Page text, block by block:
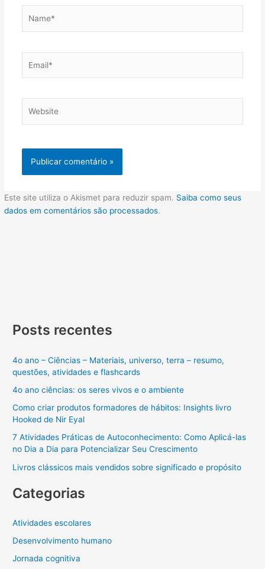
Este site utiliza o Akismet para reduzir spam. Saiba como seus
dados em comentários são processados.
Posts recentes
4o ano – Ciências – Materiais, universo, terra – resumo,
questões, atividades e flashcards
4o ano ciências: os seres vivos e o ambiente
Como criar produtos formadores de hábitos: Insights livro
Hooked de Nir Eyal
7 Atividades Práticas de Autoconhecimento: Como Aplicá-las
no Dia a Dia para Potencializar Seu Crescimento
Livros clássicos mais vendidos sobre significado e propósito
Categorias
Atividades escolares
Desenvolvimento humano
Jornada cognitiva